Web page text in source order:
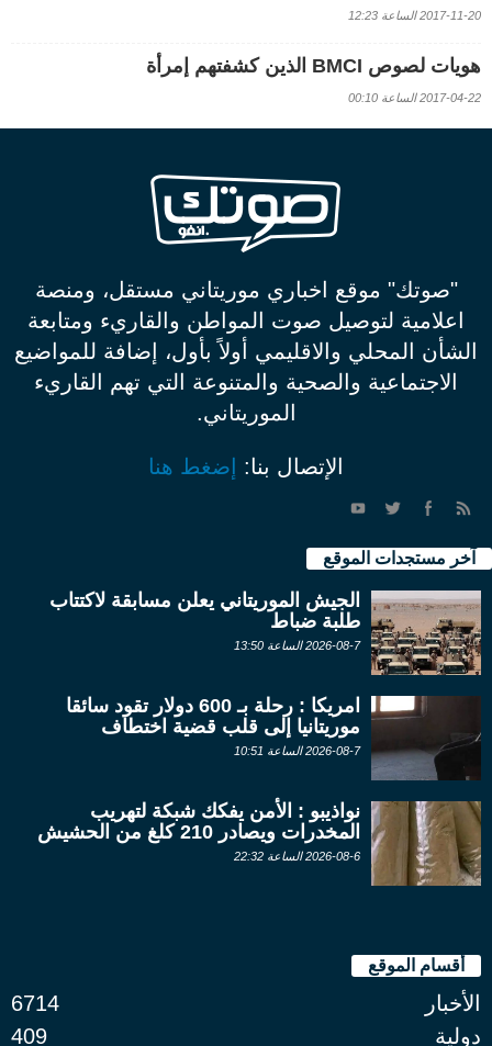
2017-11-20 الساعة 12:23
هويات لصوص BMCI الذين كشفتهم إمرأة
2017-04-22 الساعة 00:10
"صوتك" موقع اخباري موريتاني مستقل، ومنصة
اعلامية لتوصيل صوت المواطن والقاريء ومتابعة
الشأن المحلي والاقليمي أولاً بأول، إضافة للمواضيع
الاجتماعية والصحية والمتنوعة التي تهم القاريء
الموريتاني.
الإتصال بنا: إضغط هنا
آخر مستجدات الموقع
الجيش الموريتاني يعلن مسابقة لاكتتاب
طلبة ضباط
2026-08-7 الساعة 13:50
امريكا : رحلة بـ 600 دولار تقود سائقا
موريتانيا إلى قلب قضية اختطاف
2026-08-7 الساعة 10:51
نواذيبو : الأمن يفكك شبكة لتهريب
المخدرات ويصادر 210 كلغ من الحشيش
2026-08-6 الساعة 22:32
أقسام الموقع
الأخبار
6714
دولية
409